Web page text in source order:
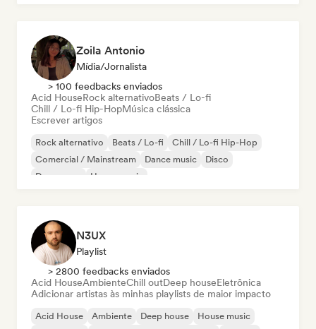
Zoila Antonio
Mídia/Jornalista
> 100 feedbacks enviados
Acid HouseRock alternativoBeats / Lo-fi
Chill / Lo-fi Hip-HopMúsica clássica
Escrever artigos
Rock alternativo Beats / Lo-fi
Chill / Lo-fi Hip-Hop
Comercial / Mainstream
Dance music
Disco
Dream pop
House music
N3UX
Playlist
> 2800 feedbacks enviados
Acid HouseAmbienteChill outDeep houseEletrônica
Adicionar artistas às minhas playlists de maior impacto
Acid House Ambiente Deep house
House music